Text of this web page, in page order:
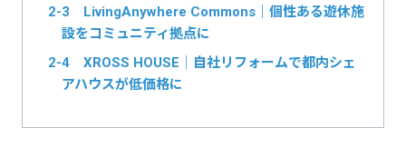
2-3 LivingAnywhere Commons｜個性ある遊休施
設をコミュニティ拠点に
2-4 XROSS HOUSE｜自社リフォームで都内シェ
アハウスが低価格に